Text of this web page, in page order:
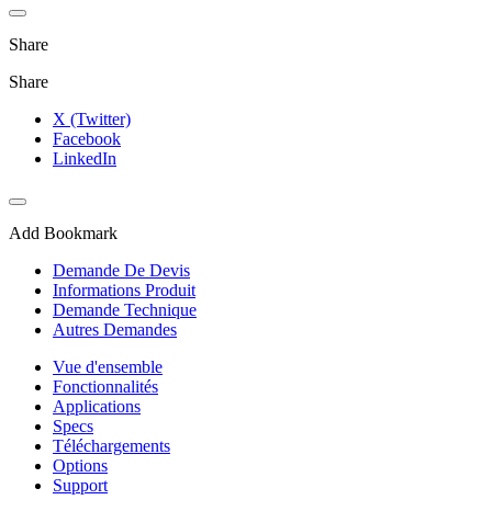
Share
Share
X (Twitter)
Facebook
LinkedIn
Add Bookmark
Demande De Devis
Informations Produit
Demande Technique
Autres Demandes
Vue d'ensemble
Fonctionnalités
Applications
Specs
Téléchargements
Options
Support